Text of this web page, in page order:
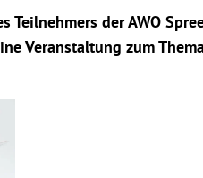
Teilnehmers der AWO
Veranstaltung zum